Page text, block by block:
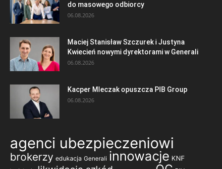
do masowego odbiorcy
06.08.2026
Maciej Stanisław Szczurek i Justyna
Kwiecień nowymi dyrektorami w Generali
06.08.2026
Kacper Mleczak opuszcza PIB Group
06.08.2026
agenci ubezpieczeniowi
brokerzy edukacja Generali innowacje KNF